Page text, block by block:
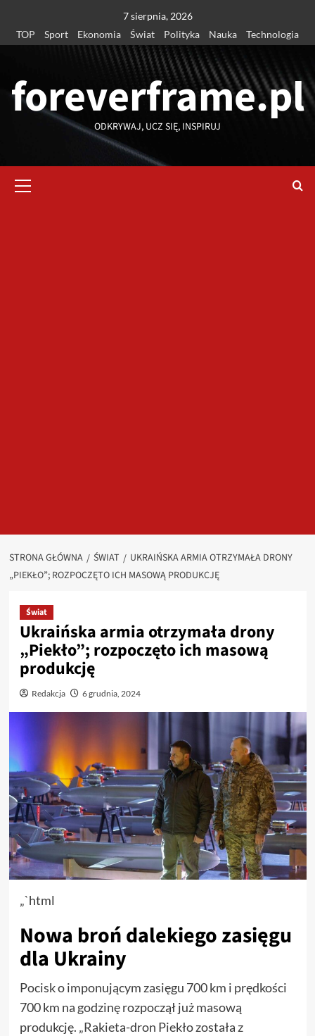
treści
7 sierpnia, 2026
TOP
Sport Ekonomia Świat Polityka Nauka Technologia
foreverframe.pl
ODKRYWAJ, UCZ SIĘ, INSPIRUJ
główne
STRONA GŁÓWNA ŚWIAT
UKRAIŃSKA ARMIA OTRZYMAŁA DRONY
„PIEKŁO”; ROZPOCZĘTO ICH MASOWĄ PRODUKCJĘ
Świat
Ukraińska armia otrzymała drony
„Piekło”; rozpoczęto ich masową
produkcję
Redakcja 6 grudnia, 2024
„`html
Nowa broń dalekiego zasięgu
dla Ukrainy
Pocisk o imponującym zasięgu 700 km i prędkości
700 km na godzinę rozpoczął już masową
produkcję. „Rakieta-dron Piekło została z